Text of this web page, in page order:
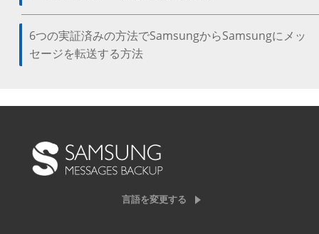
6つの実証済みの方法でSamsungからSamsungにメッ
セージを転送する方法
言語を変更する